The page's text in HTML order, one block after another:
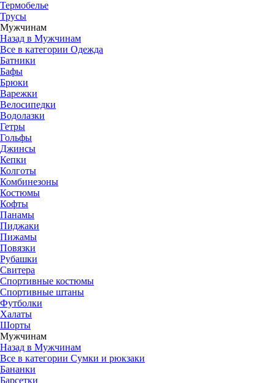
Термобелье
Трусы
Мужчинам
Назад в Мужчинам
Все в категории Одежда
Батники
Бафы
Брюки
Варежки
Велосипедки
Водолазки
Гетры
Гольфы
Джинсы
Кепки
Колготы
Комбинезоны
Костюмы
Кофты
Панамы
Пиджаки
Пижамы
Повязки
Рубашки
Свитера
Спортивные костюмы
Спортивные штаны
Футболки
Халаты
Шорты
Мужчинам
Назад в Мужчинам
Все в категории Сумки и рюкзаки
Бананки
Барсетки